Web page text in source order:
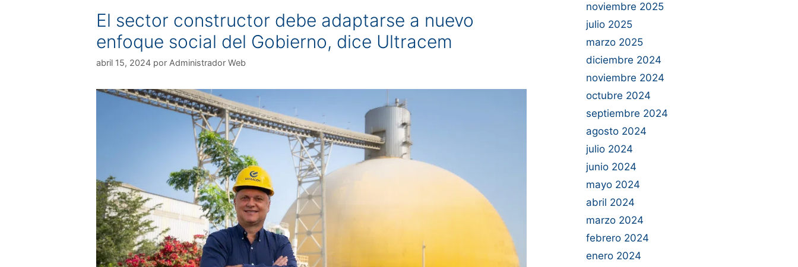
El sector constructor debe adaptarse a nuevo
enfoque social del Gobierno, dice Ultracem
abril 15, 2024 por Administrador Web
noviembre 2025
julio 2025
marzo 2025
diciembre 2024
noviembre 2024
octubre 2024
septiembre 2024
agosto 2024
julio 2024
junio 2024
mayo 2024
abril 2024
marzo 2024
febrero 2024
enero 2024